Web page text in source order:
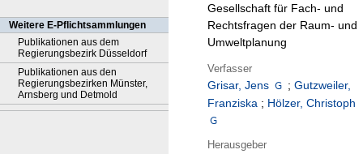
Weitere E-Pflichtsammlungen
Publikationen aus dem
Regierungsbezirk Düsseldorf
Publikationen aus den
Regierungsbezirken Münster,
Arnsberg und Detmold
Gesellschaft für Fach- und
Rechtsfragen der Raum- und
Umweltplanung
Verfasser
Grisar, Jens ; Gutzweiler,
Franziska ; Hölzer, Christoph
Herausgeber